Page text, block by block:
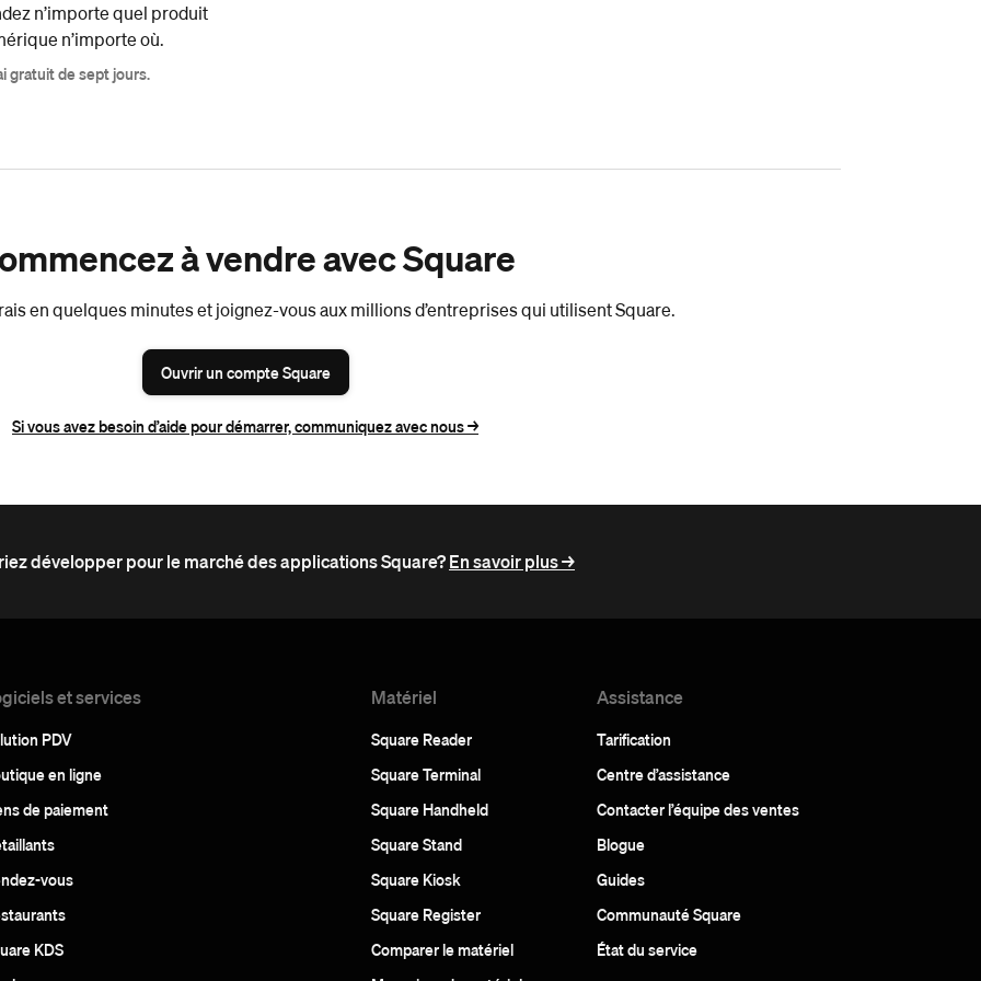
n’importe quel produit
n’importe où.
gratuit de sept jours.
à vendre avec Square
en quelques minutes et joignez-vous aux millions d’entreprises qui utilisent Square.
Ouvrir un compte Square
Si vous avez besoin d’aide pour démarrer, communiquez avec nous ->
développer pour le marché des applications Square?En savoir plus ->
et services
PDV
en ligne
de paiement
vous
KDS
Matériel
Square Reader
Square Terminal
Square Handheld
Square Stand
Square Kiosk
Square Register
Comparer le matériel
Assistance
Tarification
Centre d’assistance
Contacter l’équipe des ventes
Blogue
Guides
Communauté Square
État du service